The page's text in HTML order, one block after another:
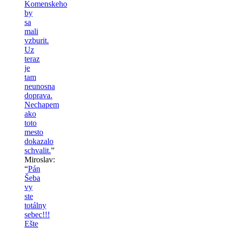
Komenskeho
by
sa
mali
vzburit.
Uz
teraz
je
tam
neunosna
doprava.
Nechapem
ako
toto
mesto
dokazalo
schvalit.”
Miroslav:
“Pán
Šeba
vy
ste
totálny
sebec!!!
Ešte